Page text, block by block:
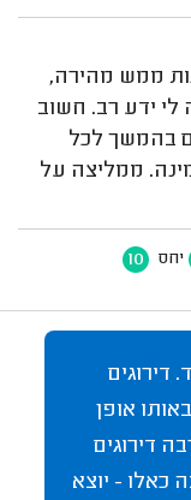
ממש מהירה,
לי ידע רב. חשוב
בהמשך לכל
ממליצה על
יחס 10
דירוגים
אופן
דירוגים
כאלו - יוצא